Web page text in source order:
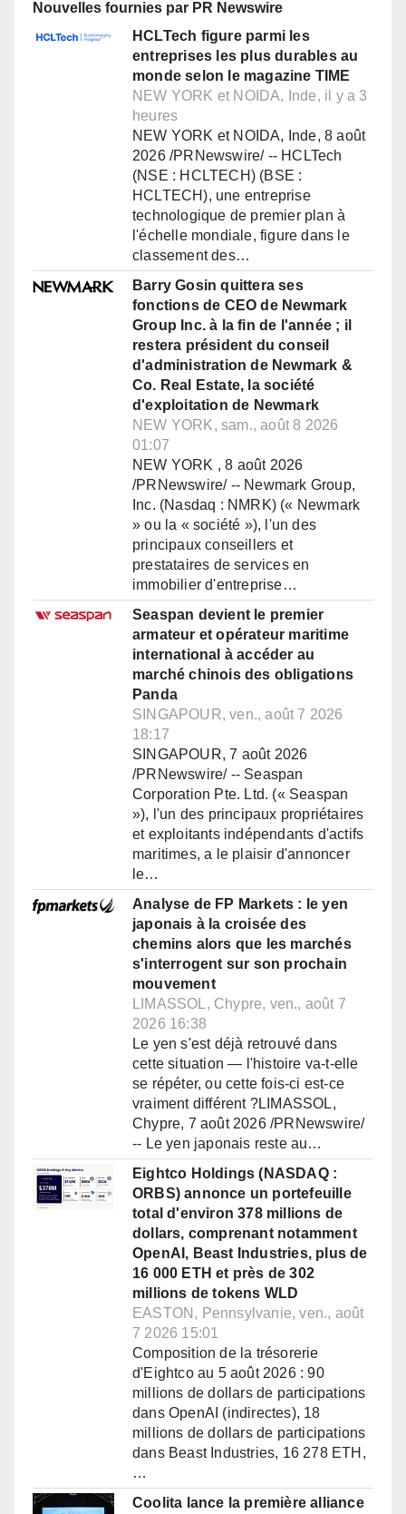
Nouvelles fournies par PR Newswire
HCLTech figure parmi les
entreprises les plus durables au
monde selon le magazine TIME
NEW YORK et NOIDA, Inde, il y a 3
heures
NEW YORK et NOIDA, Inde, 8 août
2026 /PRNewswire/ -- HCLTech
(NSE : HCLTECH) (BSE :
HCLTECH), une entreprise
technologique de premier plan à
l'échelle mondiale, figure dans le
classement des…
Barry Gosin quittera ses
fonctions de CEO de Newmark
Group Inc. à la fin de l'année ; il
restera président du conseil
d'administration de Newmark &
Co. Real Estate, la société
d'exploitation de Newmark
NEW YORK, sam., août 8 2026
01:07
NEW YORK , 8 août 2026
/PRNewswire/ -- Newmark Group,
Inc. (Nasdaq : NMRK) (« Newmark
» ou la « société »), l'un des
principaux conseillers et
prestataires de services en
immobilier d'entreprise…
Seaspan devient le premier
armateur et opérateur maritime
international à accéder au
marché chinois des obligations
Panda
SINGAPOUR, ven., août 7 2026
18:17
SINGAPOUR, 7 août 2026
/PRNewswire/ -- Seaspan
Corporation Pte. Ltd. (« Seaspan
»), l'un des principaux propriétaires
et exploitants indépendants d'actifs
maritimes, a le plaisir d'annoncer
le…
Analyse de FP Markets : le yen
japonais à la croisée des
chemins alors que les marchés
s'interrogent sur son prochain
mouvement
LIMASSOL, Chypre, ven., août 7
2026 16:38
Le yen s'est déjà retrouvé dans
cette situation — l'histoire va-t-elle
se répéter, ou cette fois-ci est-ce
vraiment différent ?LIMASSOL,
Chypre, 7 août 2026 /PRNewswire/
-- Le yen japonais reste au…
Eightco Holdings (NASDAQ :
ORBS) annonce un portefeuille
total d'environ 378 millions de
dollars, comprenant notamment
OpenAI, Beast Industries, plus de
16 000 ETH et près de 302
millions de tokens WLD
EASTON, Pennsylvanie, ven., août
7 2026 15:01
Composition de la trésorerie
d'Eightco au 5 août 2026 : 90
millions de dollars de participations
dans OpenAI (indirectes), 18
millions de dollars de participations
dans Beast Industries, 16 278 ETH,
…
Coolita lance la première alliance